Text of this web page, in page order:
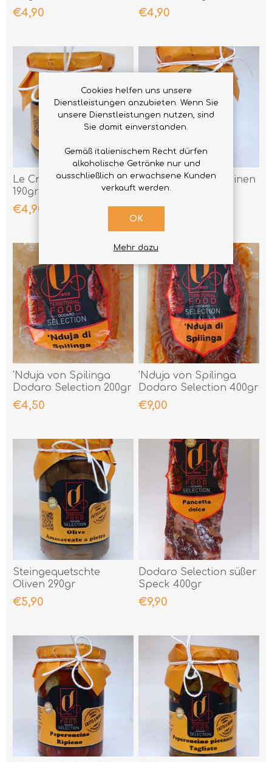
€4,90 €4,90
Le Creme Testa di Rape
190gr
€4,90
Signorina's Auberginen
290gr
€4,90
'Nduja von Spilinga
Dodaro Selection 200gr
€4,50
'Nduja von Spilinga
Dodaro Selection 400gr
€9,00
Steingequetschte
Oliven 290gr
€5,90
Dodaro Selection süßer
Speck 400gr
€9,90
Cookies helfen uns unsere
Dienstleistungen anzubieten. Wenn Sie
unsere Dienstleistungen nutzen, sind
Sie damit einverstanden.
Gemäß italienischem Recht dürfen
alkoholische Getränke nur und
ausschließlich an erwachsene Kunden
verkauft werden.
OK
Mehr dazu